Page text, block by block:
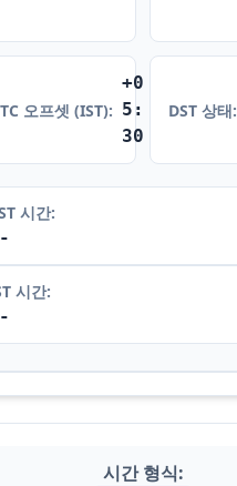
오프셋 (IST):
+0
5:
30
DST 상태:
시간:
시간:
시간 형식: